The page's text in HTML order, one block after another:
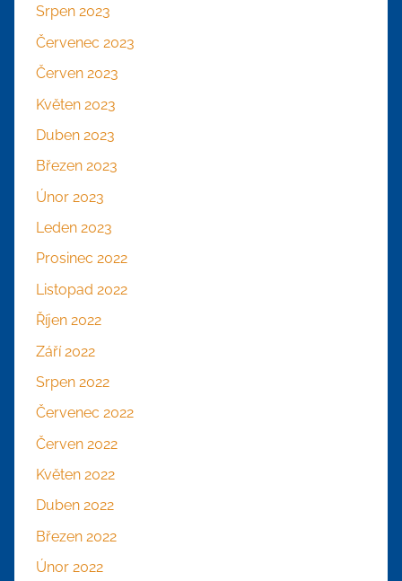
Srpen 2023
Červenec 2023
Červen 2023
Květen 2023
Duben 2023
Březen 2023
Únor 2023
Leden 2023
Prosinec 2022
Listopad 2022
Říjen 2022
Září 2022
Srpen 2022
Červenec 2022
Červen 2022
Květen 2022
Duben 2022
Březen 2022
Únor 2022